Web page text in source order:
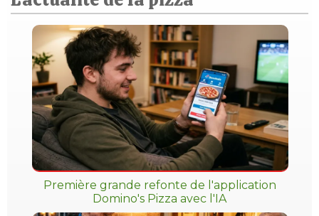
Première grande refonte de l'application
Domino's Pizza avec l'IA